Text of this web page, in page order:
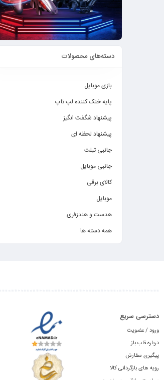
دسته‌های محصولات
بازی موبایل
پایه خنک کننده لپ تاپ
پیشنهاد شگفت انگیز
پیشنهاد لحظه ای
جانبی تبلت
جانبی موبایل
کالای برقی
موبایل
هدست و هندزفری
همه دسته ها
دسترسی سریع
ورود / عضویت
درباره قاب باز
پیگیری سفارش
رویه های بازگردانی کالا